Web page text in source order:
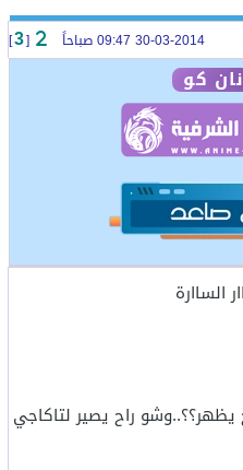
[
3
]
كو
الساارة
راح يصير لتاكاجي